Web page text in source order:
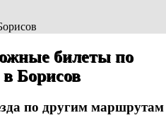
билеты по
Борисов
по другим маршрутам